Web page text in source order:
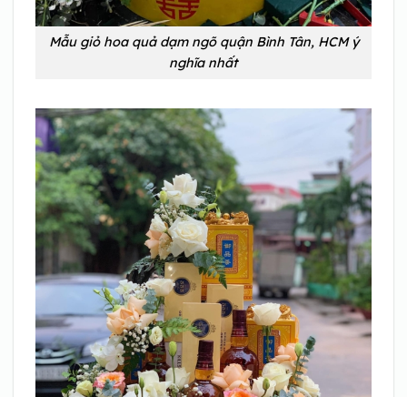
Mẫu giỏ hoa quả dạm ngõ quận Bình Tân, HCM ý
nghĩa nhất